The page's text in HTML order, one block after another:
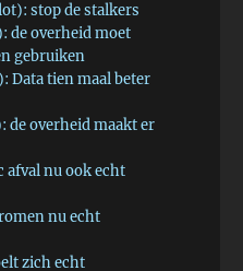
stop de stalkers
de overheid moet
gebruiken
Data tien maal beter
de overheid maakt er
afval nu ook echt
nu echt
zich echt